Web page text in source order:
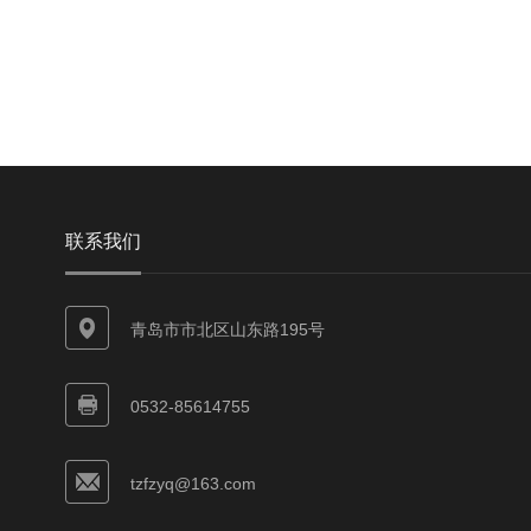
联系我们
青岛市市北区山东路195号
0532-85614755
tzfzyq@163.com